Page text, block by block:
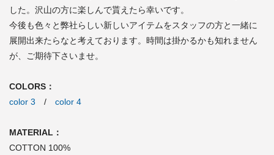
した。沢山の方に楽しんで貰えたら幸いです。
今後も色々と弊社らしい新しいアイテムをスタッフの方と一緒に
展開出来たらなと考えております。時間は掛かるかも知れません
が、ご期待下さいませ。
COLORS：
color 3 / color 4
MATERIAL：
COTTON 100%